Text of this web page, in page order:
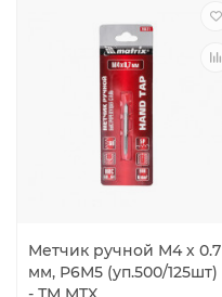
Метчик ручной М4 х 0.7
мм, Р6М5 (уп.500/125шт)